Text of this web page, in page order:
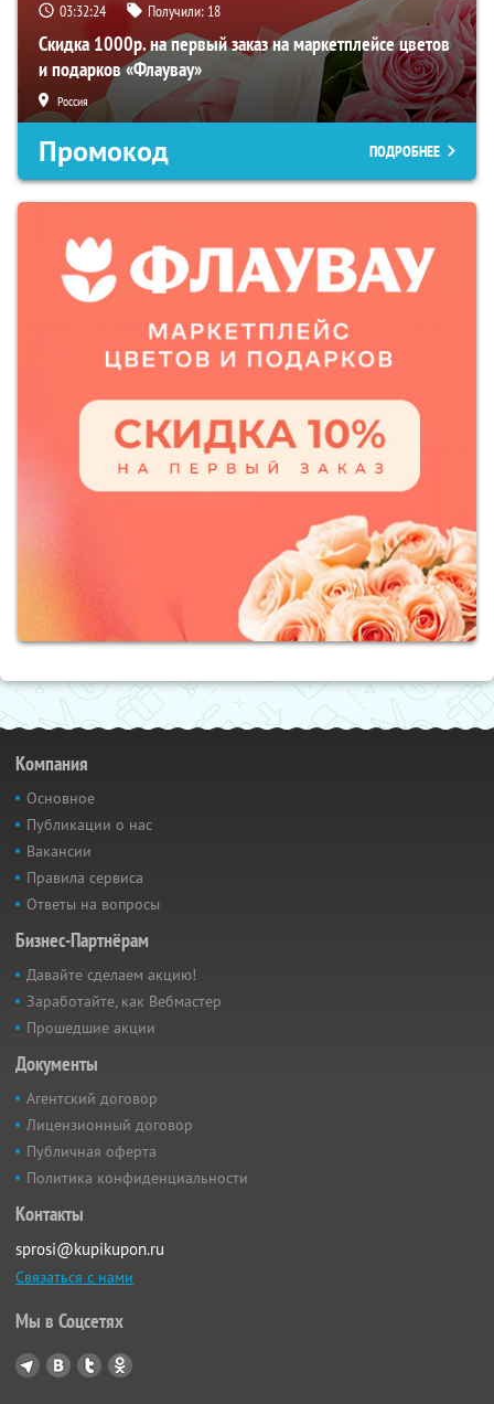
03:32:23 Получили: 18
Скидка 1000р. на первый заказ на маркетплейсе цветов
и подарков «Флаувау»
Россия
Промокод ПОДРОБНЕЕ
Компания
Основное
Публикации о нас
Вакансии
Правила сервиса
Ответы на вопросы
Бизнес-Партнёрам
Давайте сделаем акцию!
Заработайте, как Вебмастер
Прошедшие акции
Документы
Агентский договор
Лицензионный договор
Публичная оферта
Политика конфиденциальности
Контакты
sprosi@kupikupon.ru
Связаться с нами
Мы в Соцсетях